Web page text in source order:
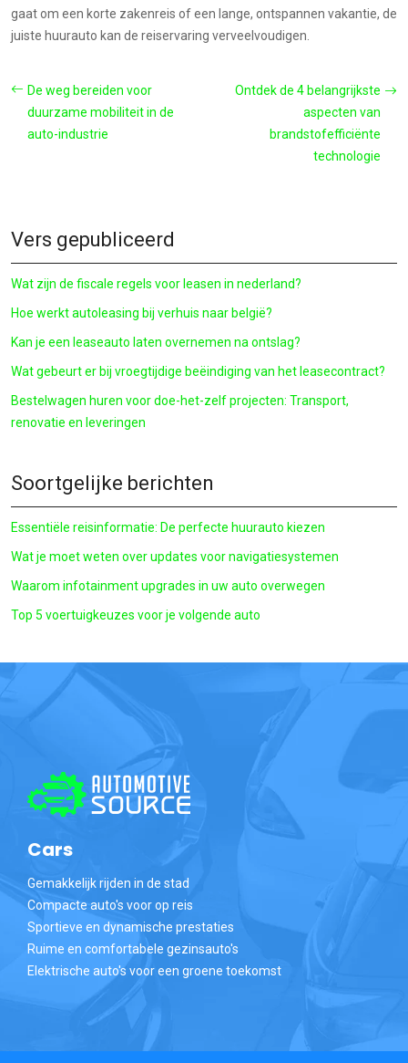
gaat om een korte zakenreis of een lange, ontspannen vakantie, de
juiste huurauto kan de reiservaring verveelvoudigen.
De weg bereiden voor
duurzame mobiliteit in de
auto-industrie
Ontdek de 4 belangrijkste
aspecten van
brandstofefficiënte
technologie
Vers gepubliceerd
Wat zijn de fiscale regels voor leasen in nederland?
Hoe werkt autoleasing bij verhuis naar belgië?
Kan je een leaseauto laten overnemen na ontslag?
Wat gebeurt er bij vroegtijdige beëindiging van het leasecontract?
Bestelwagen huren voor doe-het-zelf projecten: Transport,
renovatie en leveringen
Soortgelijke berichten
Essentiële reisinformatie: De perfecte huurauto kiezen
Wat je moet weten over updates voor navigatiesystemen
Waarom infotainment upgrades in uw auto overwegen
Top 5 voertuigkeuzes voor je volgende auto
Cars
Gemakkelijk rijden in de stad
Compacte auto's voor op reis
Sportieve en dynamische prestaties
Ruime en comfortabele gezinsauto's
Elektrische auto's voor een groene toekomst